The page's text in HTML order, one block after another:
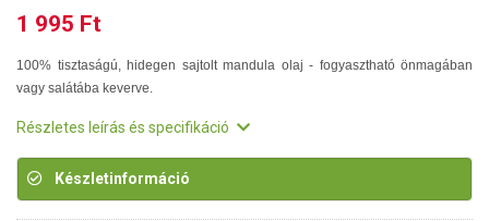
1 995 Ft
100% tisztaságú, hidegen sajtolt mandula olaj - fogyasztható önmagában
vagy salátába keverve.
Részletes leírás és specifikáció
Készletinformáció